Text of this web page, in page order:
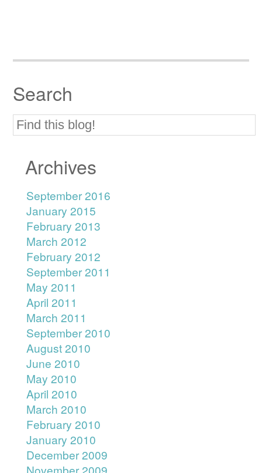
Search
Archives
September 2016
January 2015
February 2013
March 2012
February 2012
September 2011
May 2011
April 2011
March 2011
September 2010
August 2010
June 2010
May 2010
April 2010
March 2010
February 2010
January 2010
December 2009